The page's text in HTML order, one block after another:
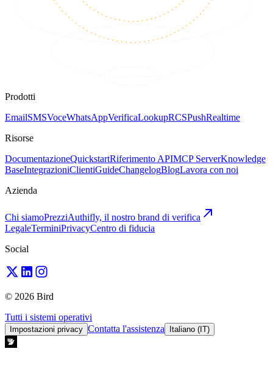
Prodotti
EmailSMSVoceWhatsAppVerificaLookupRCSPushRealtime
Risorse
DocumentazioneQuickstartRiferimento APIMCP ServerKnowledge
BaseIntegrazioniClientiGuideChangelogBlogLavora con noi
Azienda
Chi siamoPrezziAuthifly, il nostro brand di verifica
LegaleTerminiPrivacyCentro di fiducia
Social
© 2026 Bird
Tutti i sistemi operativi
Impostazioni privacy Contatta l'assistenza Italiano (IT)